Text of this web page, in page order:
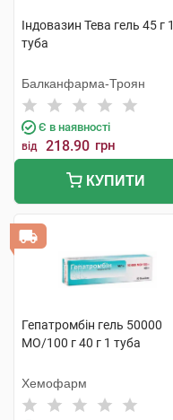
Індовазин Тева гель 45 г 1
туба
Балканфарма-Троян
Є в наявності
від 218.90 грн
КУПИТИ
Гепатромбін гель 50000
МО/100 г 40 г 1 туба
Хемофарм